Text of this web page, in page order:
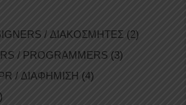
/ ΔΙΑΚΟΣΜΗΤΕΣ (2)
/ PROGRAMMERS (3)
/ ΔΙΑΦΗΜΙΣΗ (4)